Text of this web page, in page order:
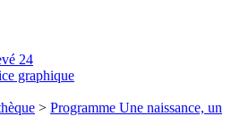
24
graphique
> Programme Une naissance, un